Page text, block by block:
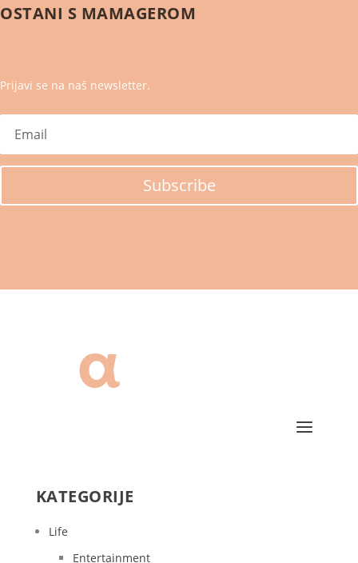
OSTANI S MAMAGEROM
Prijavi se na naš newsletter.
Subscribe
KATEGORIJE
Life
Entertainment